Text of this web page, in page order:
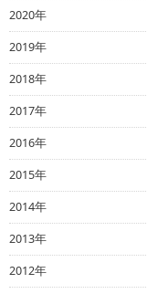
2020年
2019年
2018年
2017年
2016年
2015年
2014年
2013年
2012年